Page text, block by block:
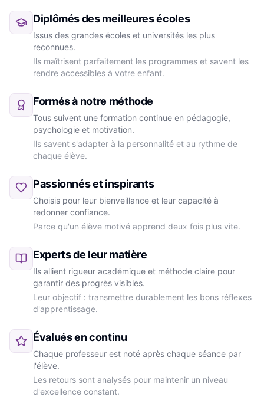
Diplômés des meilleures écoles
Issus des grandes écoles et universités les plus
reconnues.
Ils maîtrisent parfaitement les programmes et savent les
rendre accessibles à votre enfant.
Formés à notre méthode
Tous suivent une formation continue en pédagogie,
psychologie et motivation.
Ils savent s'adapter à la personnalité et au rythme de
chaque élève.
Passionnés et inspirants
Choisis pour leur bienveillance et leur capacité à
redonner confiance.
Parce qu'un élève motivé apprend deux fois plus vite.
Experts de leur matière
Ils allient rigueur académique et méthode claire pour
garantir des progrès visibles.
Leur objectif : transmettre durablement les bons réflexes
d'apprentissage.
Évalués en continu
Chaque professeur est noté après chaque séance par
l'élève.
Les retours sont analysés pour maintenir un niveau
d'excellence constant.